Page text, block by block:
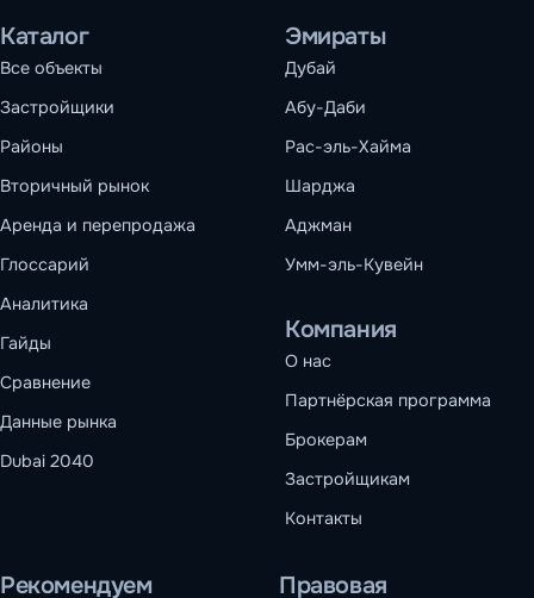
Каталог
Все объекты
Застройщики
Районы
Вторичный рынок
Аренда и перепродажа
Глоссарий
Аналитика
Гайды
Сравнение
Данные рынка
Dubai 2040
Эмираты
Дубай
Абу-Даби
Рас-эль-Хайма
Шарджа
Аджман
Умм-эль-Кувейн
Компания
О нас
Партнёрская программа
Брокерам
Застройщикам
Контакты
Рекомендуем
Правовая